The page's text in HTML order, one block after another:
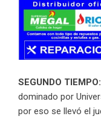
SEGUNDO TIEMPO:
dominado por
por eso se llevó el